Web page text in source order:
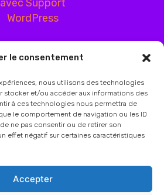
le consentement
nous utilisons des technologies
stocker et/ou accéder aux informations des
à ces technologies nous permettra de
le comportement de navigation ou les ID
ne pas consentir ou de retirer son
effet négatif sur certaines caractéristiques
Accepter